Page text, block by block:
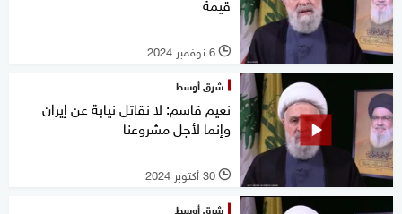
l 6 نوفمبر 2024
شرق أوسط
نعيم قاسم: لا نقاتل نيابة عن إيران
وإنما لأجل مشروعنا
l 30 أكتوبر 2024
شرق أوسط